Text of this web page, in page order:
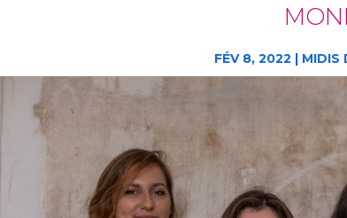
FÉV 8, 2022 | MIDIS